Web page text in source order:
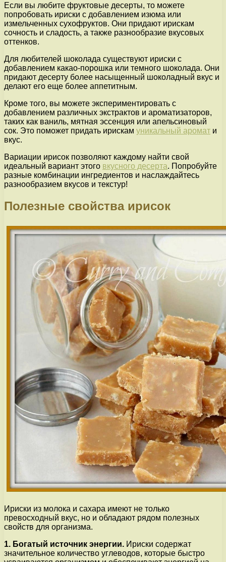
Если вы любите фруктовые десерты, то можете
попробовать ириски с добавлением изюма или
измельченных сухофруктов. Они придают ирискам
сочность и сладость, а также разнообразие вкусовых
оттенков.
Для любителей шоколада существуют ириски с
добавлением какао-порошка или темного шоколада. Они
придают десерту более насыщенный шоколадный вкус и
делают его еще более аппетитным.
Кроме того, вы можете экспериментировать с
добавлением различных экстрактов и ароматизаторов,
таких как ваниль, мятная эссенция или апельсиновый
сок. Это поможет придать ирискам уникальный аромат и
вкус.
Вариации ирисок позволяют каждому найти свой
идеальный вариант этого вкусного десерта. Попробуйте
разные комбинации ингредиентов и наслаждайтесь
разнообразием вкусов и текстур!
Полезные свойства ирисок
Ириски из молока и сахара имеют не только
превосходный вкус, но и обладают рядом полезных
свойств для организма.
1. Богатый источник энергии. Ириски содержат
значительное количество углеводов, которые быстро